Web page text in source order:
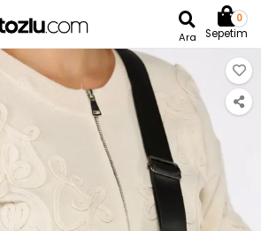
Ara
0
Sepetim